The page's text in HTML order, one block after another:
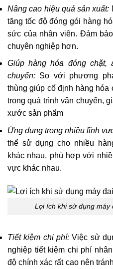
Nâng cao hiệu quả sản xuất:
tăng tốc độ đóng gói hàng
sức của nhân viên. Đảm
chuyên nghiệp hơn.
Giúp hàng hóa đóng chặt,
chuyển: So với phương
thùng giúp cố định hàng
trong quá trình vận chuyển,
xước sản phẩm
Ứng dụng trong nhiều lĩnh
thể sử dụng cho nhiều
khác nhau, phù hợp với
vực khác nhau.
Lợi ích khi sử dụng máy
Tiết kiệm chi phí: Việc sử
nghiệp tiết kiệm chi phí
độ chính xác rất cao nên